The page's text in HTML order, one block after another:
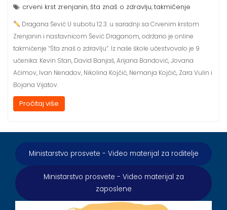
crveni krst zrenjanin,šta znaš o zdravlju,takmičenje
Dragana Šević U subotu 12.3. u saradnji sa Crvenim krstom
Zrenjanin i nastavnicom Šević Draganom, održano je online
takmičenje “Šta znaš o zdravlju”. Iz naše škole učestvovalo je 9
učenika: Kevin Stan, David Banjaš, Arijana Bandović, Jovana
Aćimov, Ivan Nenadov, Nikolina Kojčić, Nemanja Kojčić, Zara Vulin i
Bojana Vijatov.
Pročitaj više
Ministarstvo prosvete - Video materijal za roditelje
Ministarstvo prosvete - Video materijal za
zaposlene